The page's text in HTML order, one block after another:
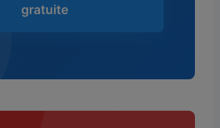
gratuite